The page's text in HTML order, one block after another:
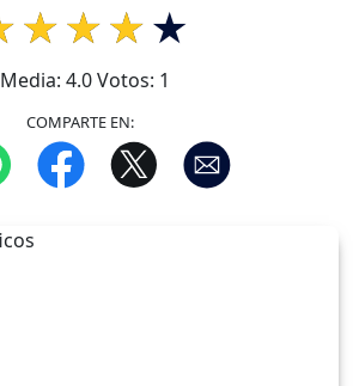
Media: 4.0Votos: 1
COMPARTE EN: